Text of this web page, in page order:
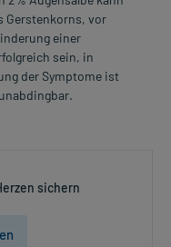
von den Angaben der
sie individuell abstimmt,
Anweisungen
Arzt. Es spielen
Gerstenkorns, vor
einer
sein, in
der Symptome ist
sichern